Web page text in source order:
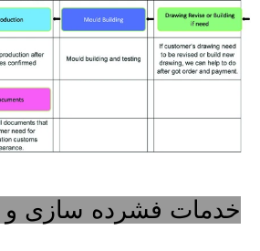
خدمات فشرده سازی